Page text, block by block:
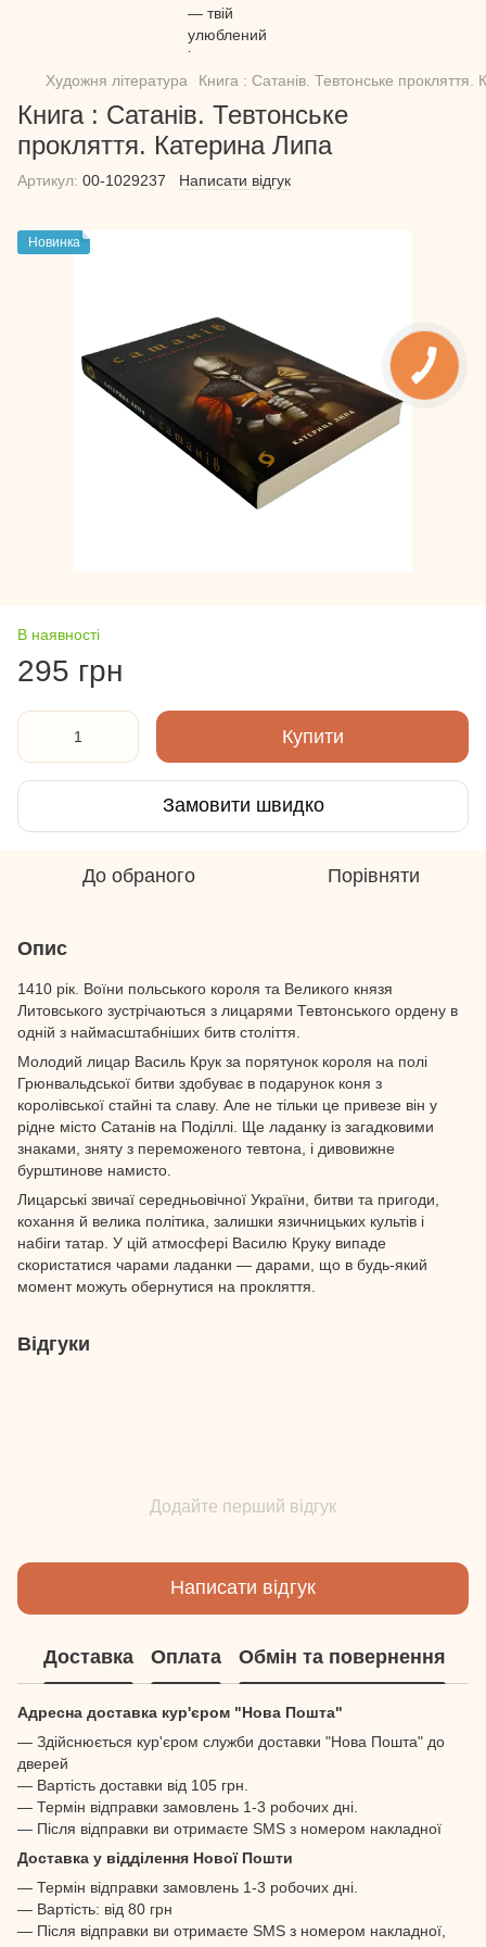
Художня література Книга : Сатанів. Тевтонське прокляття.
Книга : Сатанів. Тевтонське
прокляття. Катерина Липа
Артикул: 00-1029237 Написати відгук
Новинка
В наявності
295 грн
Купити
Замовити швидко
До обраного Порівняти
Опис
1410 рік. Воїни польського короля та Великого князя
Литовського зустрічаються з лицарями Тевтонського ордену в
одній з наймасштабніших битв століття.
Молодий лицар Василь Крук за порятунок короля на полі
Грюнвальдської битви здобуває в подарунок коня з
королівської стайні та славу. Але не тільки це привезе він у
рідне місто Сатанів на Поділлі. Ще ладанку із загадковими
знаками, зняту з переможеного тевтона, і дивовижне
бурштинове намисто.
Лицарські звичаї середньовічної України, битви та пригоди,
кохання й велика політика, залишки язичницьких культів і
набіги татар. У цій атмосфері Василю Круку випаде
скористатися чарами ладанки — дарами, що в будь-який
момент можуть обернутися на прокляття.
Відгуки
Додайте перший відгук
Написати відгук
Доставка Оплата Обмін та повернення
Адресна доставка кур'єром "Нова Пошта"
— Здійснюється кур'єром служби доставки "Нова Пошта" до
дверей
— Вартість доставки від 105 грн.
— Термін відправки замовлень 1-3 робочих дні.
— Після відправки ви отримаєте SMS з номером накладної
Доставка у відділення Нової Пошти
— Термін відправки замовлень 1-3 робочих дні.
— Вартість: від 80 грн
— Після відправки ви отримаєте SMS з номером накладної,